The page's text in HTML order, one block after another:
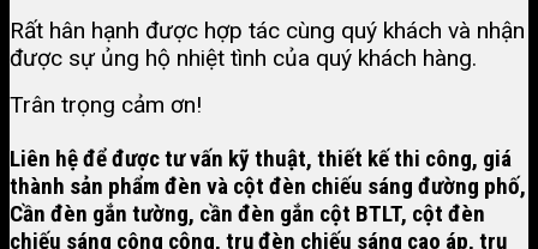
Rất hân hạnh được hợp tác cùng quý khách và nhận
được sự ủng hộ nhiệt tình của quý khách hàng.
Trân trọng cảm ơn!
Liên hệ để được tư vấn kỹ thuật, thiết kế thi công, giá
thành sản phẩm đèn và cột đèn chiếu sáng đường phố,
Cần đèn gắn tường, cần đèn gắn cột BTLT, cột đèn
chiếu sáng công cộng, trụ đèn chiếu sáng cao áp, trụ